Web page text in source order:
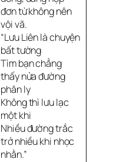
đơn từ không nên
vội vã.
“Lưu Liên là chuyện
bất tường
Tìm bạn chẳng
thấy nửa đường
phân ly
Không thì lưu lạc
một khi
Nhiều đường trắc
trở nhiều khi nhọc
nhằn.”